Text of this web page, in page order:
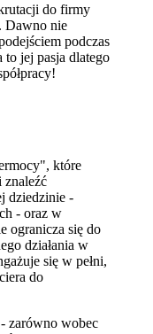
do firmy
Dawno nie
podczas
to jej pasja dlatego
które
znaleźć
dziedzinie -
- oraz w
ogranicza się do
działania w
się w pełni,
do
zarówno wobec